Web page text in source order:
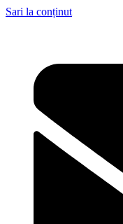
Sari la conținut